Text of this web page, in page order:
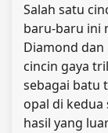
Salah satu
baru-baru ini
Diamond dan
cincin gaya
sebagai batu
opal di
hasil yang